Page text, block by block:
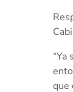
que